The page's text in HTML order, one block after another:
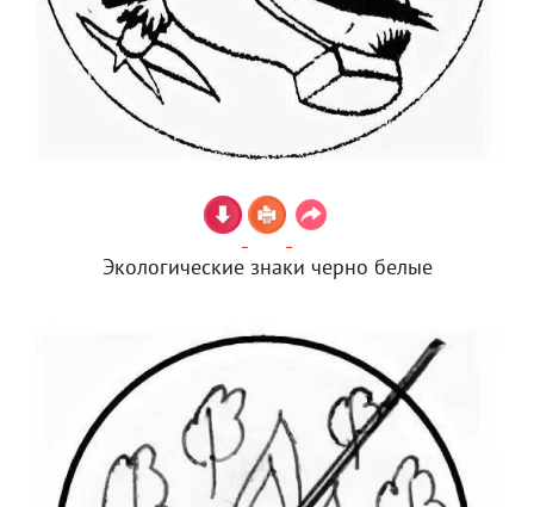
Экологические знаки черно белые